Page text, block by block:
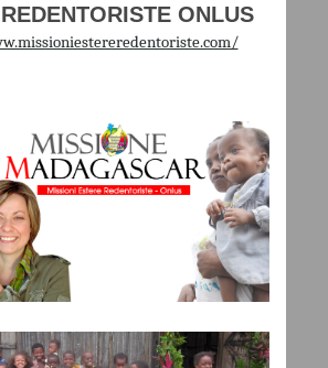
ONLUS